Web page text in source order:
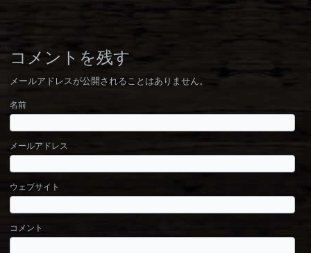
コメントを残す
メールアドレスが公開されることはありません。
名前
メールアドレス
ウェブサイト
コメント